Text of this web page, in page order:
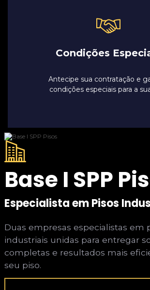
Base I SPP
Especialista em Pisos
Duas empresas especialistas em
industriais unidas para entregar
completas e resultados mais
seu piso.
Condições
Antecipe sua contratação e
condições especiais para a